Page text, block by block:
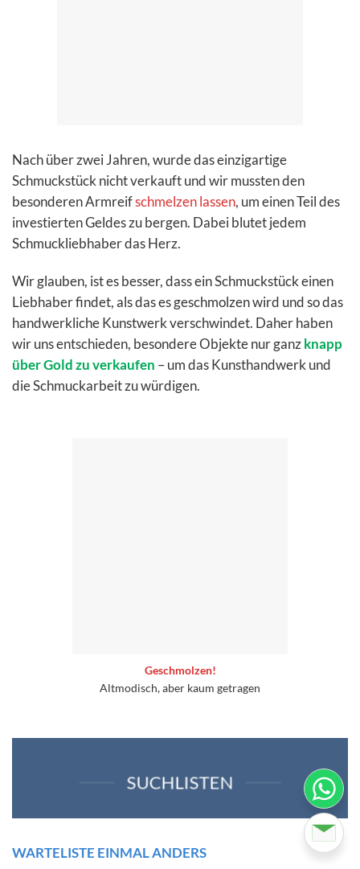
Nach über zwei Jahren, wurde das einzigartige
Schmuckstück nicht verkauft und wir mussten den
besonderen Armreifschmelzen lassen, um einen Teil des
investierten Geldes zu bergen. Dabei blutet jedem
Schmuckliebhaber das Herz.
Wir glauben, ist es besser, dass ein Schmuckstück einen
Liebhaber findet, als das es geschmolzen wird und so das
handwerkliche Kunstwerk verschwindet. Daher haben
wir uns entschieden, besondere Objekte nur ganzknapp
über Gold zu verkaufen – um das Kunsthandwerk und
die Schmuckarbeit zu würdigen.
Geschmolzen!
Altmodisch, aber kaum getragen
SUCHLISTEN
WARTELISTE EINMAL ANDERS